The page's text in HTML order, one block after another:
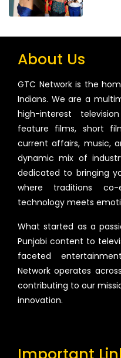
About Us
GTC Network is the
Indians. We are a
high-interest
feature films, short
current affairs, music,
dynamic mix of
dedicated to bringing
where traditions
technology meets
What started as a
Punjabi content to
faceted
Network operates
contributing to our
innovation.